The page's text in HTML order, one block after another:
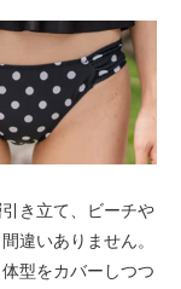
き立て、ビーチや
違いありません。
型をカバーしつつ